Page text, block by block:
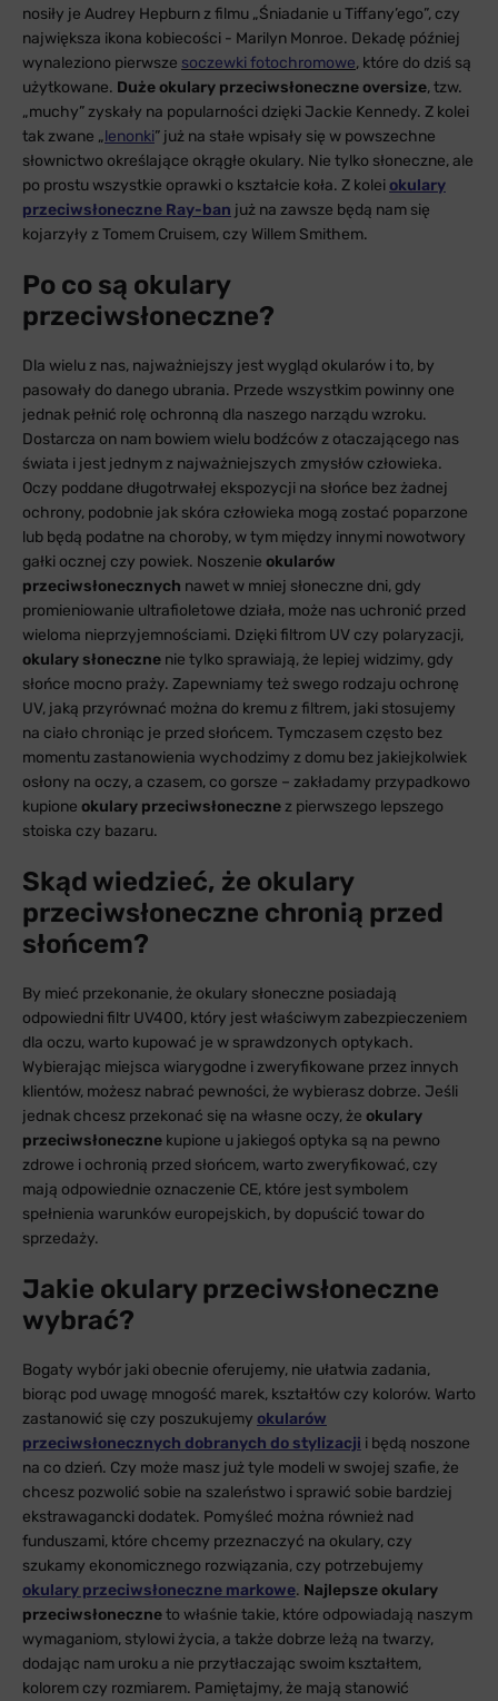
nosiły je Audrey Hepburn z filmu „Śniadanie u Tiffany’ego”, czy
największa ikona kobiecości - Marilyn Monroe. Dekadę później
wynaleziono pierwsze soczewki fotochromowe, które do dziś są
użytkowane. Duże okulary przeciwsłoneczne oversize, tzw.
„muchy” zyskały na popularności dzięki Jackie Kennedy. Z kolei
tak zwane „lenonki” już na stałe wpisały się w powszechne
słownictwo określające okrągłe okulary. Nie tylko słoneczne, ale
po prostu wszystkie oprawki o kształcie koła. Z koleiokulary
przeciwsłoneczne Ray-ban już na zawsze będą nam się
kojarzyły z Tomem Cruisem, czy Willem Smithem.
Po co są okulary
przeciwsłoneczne?
Dla wielu z nas, najważniejszy jest wygląd okularów i to, by
pasowały do danego ubrania. Przede wszystkim powinny one
jednak pełnić rolę ochronną dla naszego narządu wzroku.
Dostarcza on nam bowiem wielu bodźców z otaczającego nas
świata i jest jednym z najważniejszych zmysłów człowieka.
Oczy poddane długotrwałej ekspozycji na słońce bez żadnej
ochrony, podobnie jak skóra człowieka mogą zostać poparzone
lub będą podatne na choroby, w tym między innymi nowotwory
gałki ocznej czy powiek. Noszenie okularów
przeciwsłonecznych nawet w mniej słoneczne dni, gdy
promieniowanie ultrafioletowe działa, może nas uchronić przed
wieloma nieprzyjemnościami. Dzięki filtrom UV czy polaryzacji,
okulary słoneczne nie tylko sprawiają, że lepiej widzimy, gdy
słońce mocno praży. Zapewniamy też swego rodzaju ochronę
UV, jaką przyrównać można do kremu z filtrem, jaki stosujemy
na ciało chroniąc je przed słońcem. Tymczasem często bez
momentu zastanowienia wychodzimy z domu bez jakiejkolwiek
osłony na oczy, a czasem, co gorsze – zakładamy przypadkowo
kupione okulary przeciwsłonecznez pierwszego lepszego
stoiska czy bazaru.
Skąd wiedzieć, że okulary
przeciwsłoneczne chronią przed
słońcem?
By mieć przekonanie, że okulary słoneczne posiadają
odpowiedni filtr UV400, który jest właściwym zabezpieczeniem
dla oczu, warto kupować je w sprawdzonych optykach.
Wybierając miejsca wiarygodne i zweryfikowane przez innych
klientów, możesz nabrać pewności, że wybierasz dobrze. Jeśli
jednak chcesz przekonać się na własne oczy, że okulary
przeciwsłoneczne kupione u jakiegoś optyka są na pewno
zdrowe i ochronią przed słońcem, warto zweryfikować, czy
mają odpowiednie oznaczenie CE, które jest symbolem
spełnienia warunków europejskich, by dopuścić towar do
sprzedaży.
Jakie okulary przeciwsłoneczne
wybrać?
Bogaty wybór jaki obecnie oferujemy, nie ułatwia zadania,
biorąc pod uwagę mnogość marek, kształtów czy kolorów. Warto
zastanowić się czy poszukujemy okularów
przeciwsłonecznych dobranych do stylizacji i będą noszone
na co dzień. Czy może masz już tyle modeli w swojej szafie, że
chcesz pozwolić sobie na szaleństwo i sprawić sobie bardziej
ekstrawagancki dodatek. Pomyśleć można również nad
funduszami, które chcemy przeznaczyć na okulary, czy
szukamy ekonomicznego rozwiązania, czy potrzebujemy
okulary przeciwsłoneczne markowe. Najlepsze okulary
przeciwsłoneczneto właśnie takie, które odpowiadają naszym
wymaganiom, stylowi życia, a także dobrze leżą na twarzy,
dodając nam uroku a nie przytłaczając swoim kształtem,
kolorem czy rozmiarem. Pamiętajmy, że mają stanowić